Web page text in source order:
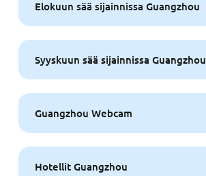
Elokuun sää sijainnissa Guangzhou
Syyskuun sää sijainnissa Guangzhou
Guangzhou Webcam
Hotellit Guangzhou